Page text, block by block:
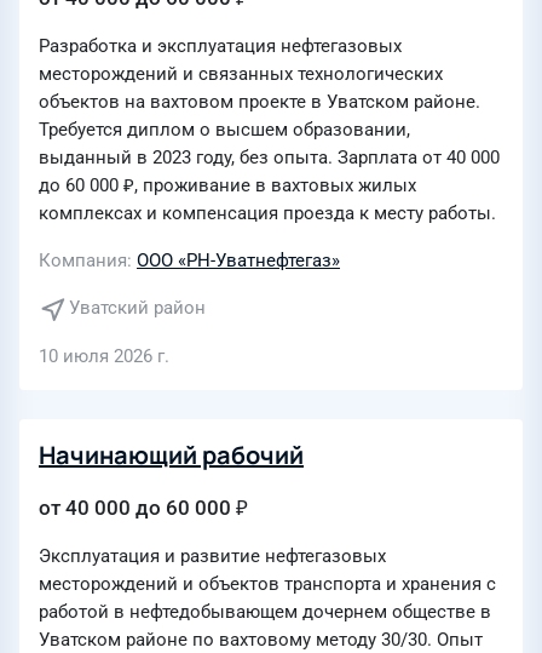
Разработка и эксплуатация нефтегазовых
месторождений и связанных технологических
объектов на вахтовом проекте в Уватском районе.
Требуется диплом о высшем образовании,
выданный в 2023 году, без опыта. Зарплата от 40 000
до 60 000 ₽, проживание в вахтовых жилых
комплексах и компенсация проезда к месту работы.
Компания ООО «РН-Уватнефтегаз»
Уватский район
10 июля 2026 г.
Начинающий рабочий
от 40 000 до 60 000 ₽
Эксплуатация и развитие нефтегазовых
месторождений и объектов транспорта и хранения с
работой в нефтедобывающем дочернем обществе в
Уватском районе по вахтовому методу 30/30. Опыт